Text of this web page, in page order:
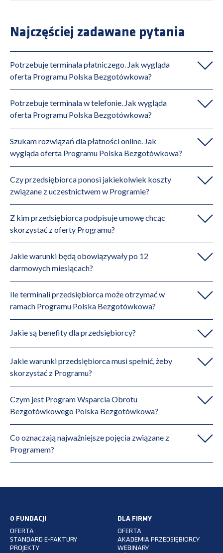
Najczęściej zadawane pytania
Potrzebuje terminala płatniczego. Jak wygląda
oferta Programu Polska Bezgotówkowa?
Potrzebuje terminala w telefonie. Jak wygląda
oferta Programu Polska Bezgotówkowa?
Szukam rozwiązań dla płatności online. Jak
wygląda oferta Programu Polska Bezgotówkowa?
Czy przedsiębiorca ponosi jakiekolwiek koszty
związane z uczestnictwem w Programie?
Z kim przedsiębiorca podpisuje umowę chcąc
skorzystać z oferty Programu?
Jakie warunki będą obowiązywały po 12
darmowych miesiącach?
Ile terminali przedsiębiorca może otrzymać w
ramach Programu Polska Bezgotówkowa?
Jakie są benefity dla przedsiębiorcy?
Jakie warunki przedsiębiorca musi spełnić, żeby
skorzystać z Programu?
Czym jest Program Wsparcia Obrotu
Bezgotówkowego Polska Bezgotówkowa?
Co oznaczają najważniejsze pojęcia związane z
Programem?
O FUNDACJI
OFERTA
STANDARD E-FAKTURY
PROJEKTY
DLA FIRMY
OFERTA
AKADEMIA PRZEDSIĘBIORCY
WEBINARY